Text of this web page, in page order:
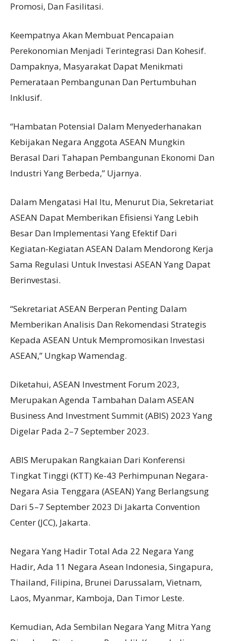
Promosi, Dan Fasilitasi.
Keempatnya Akan Membuat Pencapaian
Perekonomian Menjadi Terintegrasi Dan Kohesif.
Dampaknya, Masyarakat Dapat Menikmati
Pemerataan Pembangunan Dan Pertumbuhan
Inklusif.
“Hambatan Potensial Dalam Menyederhanakan
Kebijakan Negara Anggota ASEAN Mungkin
Berasal Dari Tahapan Pembangunan Ekonomi Dan
Industri Yang Berbeda,” Ujarnya.
Dalam Mengatasi Hal Itu, Menurut Dia, Sekretariat
ASEAN Dapat Memberikan Efisiensi Yang Lebih
Besar Dan Implementasi Yang Efektif Dari
Kegiatan-Kegiatan ASEAN Dalam Mendorong Kerja
Sama Regulasi Untuk Investasi ASEAN Yang Dapat
Berinvestasi.
“Sekretariat ASEAN Berperan Penting Dalam
Memberikan Analisis Dan Rekomendasi Strategis
Kepada ASEAN Untuk Mempromosikan Investasi
ASEAN,” Ungkap Wamendag.
Diketahui, ASEAN Investment Forum 2023,
Merupakan Agenda Tambahan Dalam ASEAN
Business And Investment Summit (ABIS) 2023 Yang
Digelar Pada 2–7 September 2023.
ABIS Merupakan Rangkaian Dari Konferensi
Tingkat Tinggi (KTT) Ke-43 Perhimpunan Negara-
Negara Asia Tenggara (ASEAN) Yang Berlangsung
Dari 5–7 September 2023 Di Jakarta Convention
Center (JCC), Jakarta.
Negara Yang Hadir Total Ada 22 Negara Yang
Hadir, Ada 11 Negara Asean Indonesia, Singapura,
Thailand, Filipina, Brunei Darussalam, Vietnam,
Laos, Myanmar, Kamboja, Dan Timor Leste.
Kemudian, Ada Sembilan Negara Yang Mitra Yang